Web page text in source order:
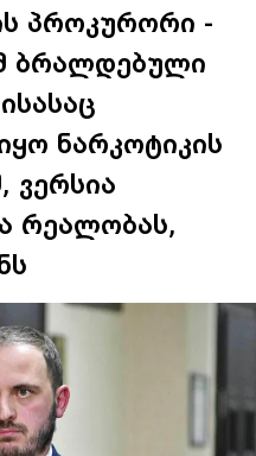
პროკურორი -
ბრალდებული
ნარკოტიკის
ვერსია
რეალობას,